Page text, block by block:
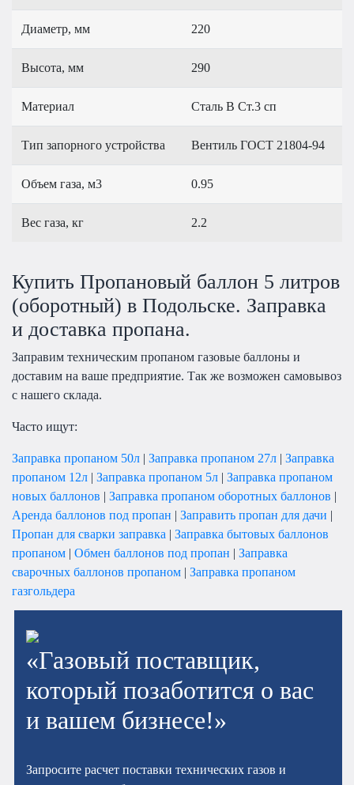
Диаметр, мм 220
Высота, мм 290
Материал Сталь В Ст.3 сп
Тип запорного устройства Вентиль ГОСТ 21804-94
Объем газа, м3 0.95
Вес газа, кг 2.2
Купить Пропановый баллон 5 литров
(оборотный) в Подольске. Заправка
и доставка пропана.
Заправим техническим пропаном газовые баллоны и
доставим на ваше предприятие. Так же возможен самовывоз
с нашего склада.
Часто ищут:
Заправка пропаном 50л | Заправка пропаном 27л | Заправка
пропаном 12л | Заправка пропаном 5л | Заправка пропаном
новых баллонов | Заправка пропаном оборотных баллонов |
Аренда баллонов под пропан | Заправить пропан для дачи |
Пропан для сварки заправка | Заправка бытовых баллонов
пропаном | Обмен баллонов под пропан | Заправка
сварочных баллонов пропаном | Заправка пропаном
газгольдера
«Газовый поставщик,
который позаботится о вас
и вашем бизнесе!»
Запросите расчет поставки технических газов и